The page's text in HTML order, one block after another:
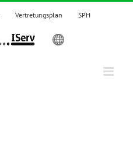
Vertretungsplan SPH
IServ English